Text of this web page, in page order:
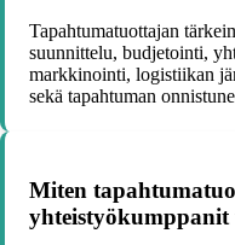
Tapahtumatuottajan
suunnittelu, budjetointi,
markkinointi, logistiikan
sekä tapahtuman
Miten
yhteistyökumppanit